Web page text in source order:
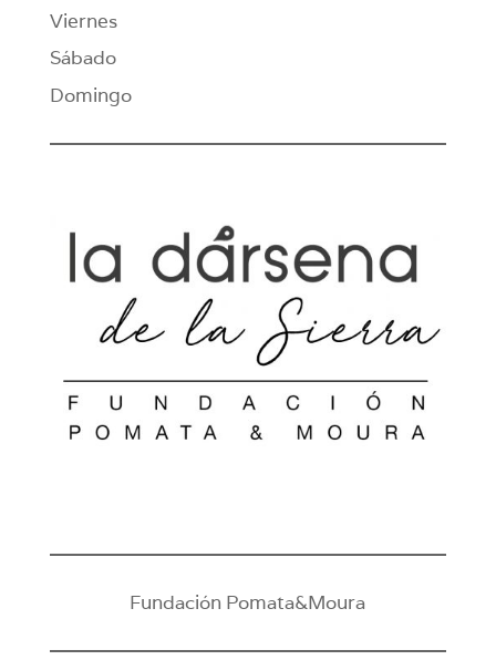
Viernes
Sábado
Domingo
Fundación Pomata&Moura